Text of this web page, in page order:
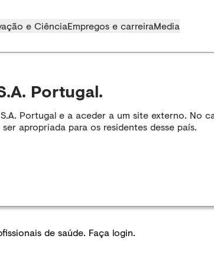
e CiênciaEmpregos e carreiraMedia
Portugal.
Portugal e a aceder a um site externo. No
apropriada para os residentes desse país.
de saúde. Faça login.